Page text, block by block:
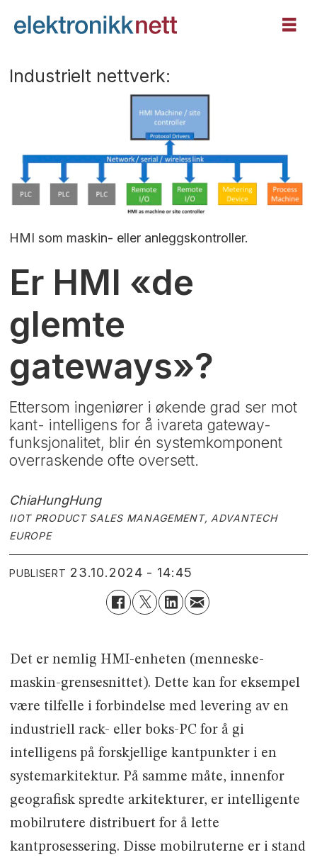
Industrielt nettverk:
HMI som maskin- eller anleggskontroller.
Er HMI «de
glemte
gateways»?
Ettersom ingeniører i økende grad ser mot
kant- intelligens for å ivareta gateway-
funksjonalitet, blir én systemkomponent
overraskende ofte oversett.
ChiaHungHung
IIOT PRODUCT SALES MANAGEMENT, ADVANTECH
EUROPE
PUBLISERT 23.10.2024 - 14:45
Det er nemlig HMI-enheten (menneske-
maskin-grensesnittet). Dette kan for eksempel
være tilfelle i forbindelse med levering av en
industriell rack- eller boks-PC for å gi
intelligens på forskjellige kantpunkter i en
systemarkitektur. På samme måte, innenfor
geografisk spredte arkitekturer, er intelligente
mobilrutere distribuert for å lette
kantprosessering. Disse mobilruterne er i stand